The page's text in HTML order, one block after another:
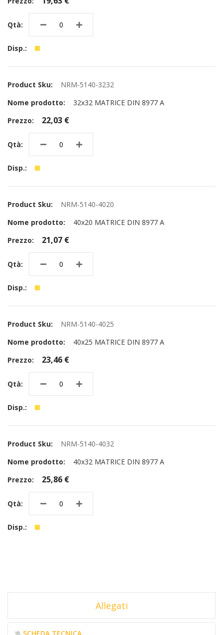
NRM-5140-3232
32x32 MATRICE DIN 8977 A
22,03 €
NRM-5140-4020
40x20 MATRICE DIN 8977 A
21,07 €
NRM-5140-4025
40x25 MATRICE DIN 8977 A
23,46 €
NRM-5140-4032
40x32 MATRICE DIN 8977 A
25,86 €
Allegati